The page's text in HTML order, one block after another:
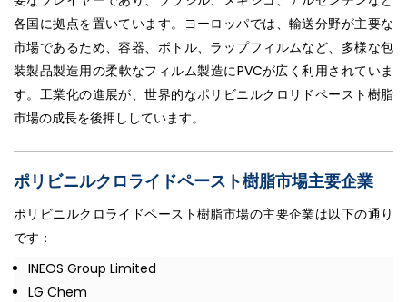
各国に拠点を置いています。ヨーロッパでは、輸送分野が主要な
市場であるため、容器、ボトル、ラップフィルムなど、多様な包
装製品製造用の柔軟なフィルム製造にPVCが広く利用されていま
す。工業化の進展が、世界的なポリビニルクロリドペースト樹脂
市場の成長を後押ししています。
ポリビニルクロライドペースト樹脂市場主要企業
ポリビニルクロライドペースト樹脂市場の主要企業は以下の通り
です：
INEOS Group Limited
LG Chem